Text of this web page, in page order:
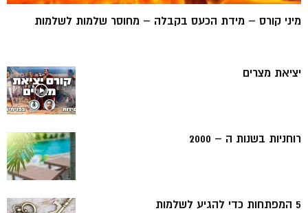
מיני קורס – מידת הכעס בקבלה – מחוסר שלמות לשלמות
יציאת מצרים
רוחניות בשנות ה – 2000
5 המפתחות כדי להגיע לשלמות